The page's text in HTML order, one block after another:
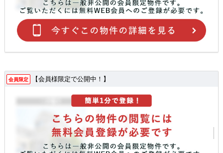
会員限定 【会員様限定で公開中！】